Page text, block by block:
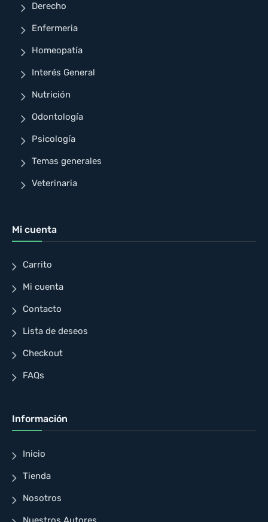
Derecho
Enfermeria
Homeopatía
Interés General
Nutrición
Odontología
Psicología
Temas generales
Veterinaria
Mi cuenta
Carrito
Mi cuenta
Contacto
Lista de deseos
Checkout
FAQs
Información
Inicio
Tienda
Nosotros